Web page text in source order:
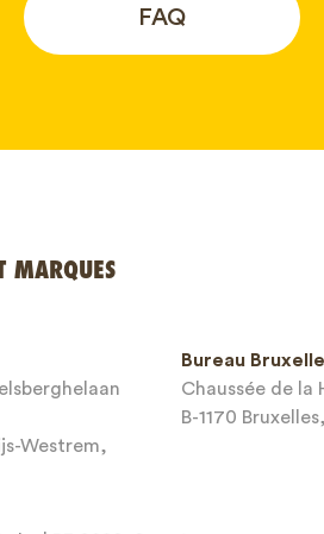
FAQ
MARQUES
Westrem,
Bureau
Chaussée de la
B-1170